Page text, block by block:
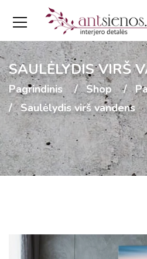
SAULĖLYDIS VIRŠ
Pagrindinis Shop
Saulėlydis virš vandens